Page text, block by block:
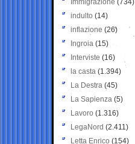
Immigrazione (734)
indulto (14)
inflazione (26)
Ingroia (15)
Interviste (16)
la casta (1.394)
La Destra (45)
La Sapienza (5)
Lavoro (1.316)
LegaNord (2.411)
Letta Enrico (154)